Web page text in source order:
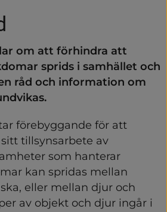
om att förhindra att
sprids i samhället och
råd och information om
förebyggande för att
tillsynsarbete av
som hanterar
kan spridas mellan
eller mellan djur och
av objekt och djur ingår i